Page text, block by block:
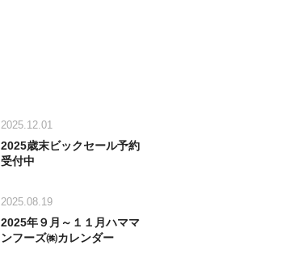
2025.12.01
2025歳末ビックセール予約
受付中
2025.08.19
2025年９月～１１月ハママ
ンフーズ㈱カレンダー